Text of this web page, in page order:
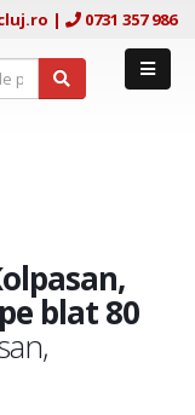
| 0731 357 986
blat 80